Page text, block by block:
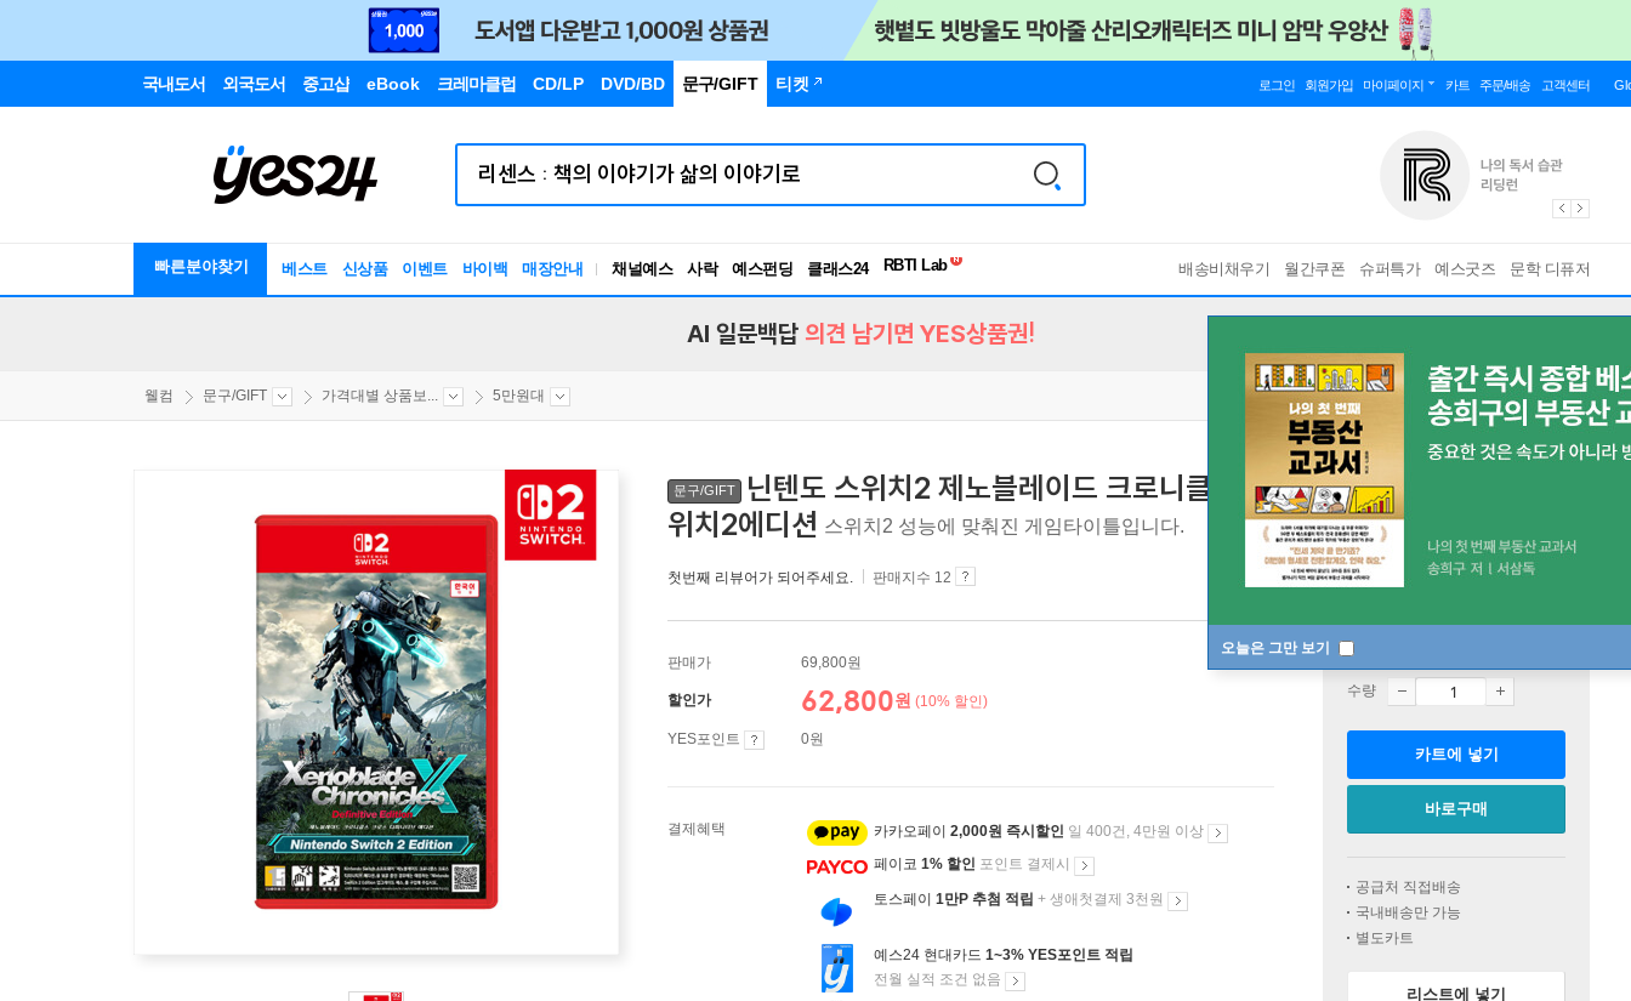
국내도서 외국도서 중고샵 eBook 크레마클럽 CD/LP DVD/BD 문구/GIFT 티켓 로그인 회원가입 마이페이지 카트 주문/배송 고객센터
빠른분야찾기 베스트 신상품 이벤트 바이백 매장안내 채널예스 사락 예스펀딩 클래스24
독서유형검사
RBTI Lab
배송비채우기 월간쿠폰 슈퍼특가 예스굿즈 문학 디퓨저
오늘은 그만 보기
AI 일문백답 의견 남기면 YES상품권!
웰컴 문구/GIFT 가격대별 상품보... 5만원대
문구/GIFT
닌텐도 스위치2 제노블레이드 크로니클스 크로스 디피니티브 에디션 스
위치2에디션 스위치2 성능에 맞춰진 게임타이틀입니다.
첫번째 리뷰어가 되어주세요. 판매지수 12
판매가 69,800원
할인가 62,800원 (10% 할인)
YES포인트 0원
결제혜택 카카오페이 2,000원 즉시할인 일 400건, 4만원 이상
페이코 1% 할인 포인트 결제시
토스페이 1만P 추첨 적립 + 생애첫결제 3천원
예스24 현대카드 1~3% YES포인트 적립
전월 실적 조건 없음
판매중
수량
카트에 넣기
바로구매
공급처 직접배송
국내배송만 가능
별도카트
리스트에 넣기